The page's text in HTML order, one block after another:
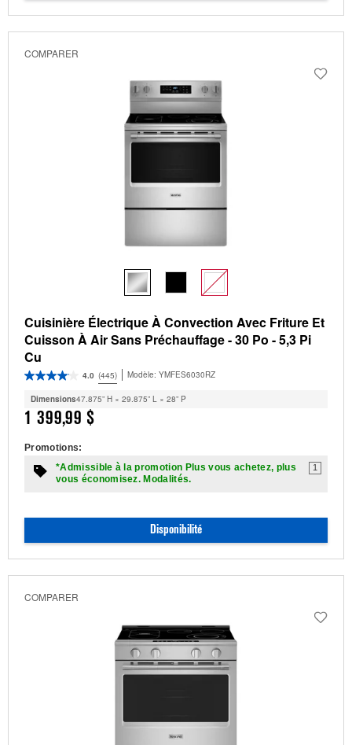
COMPARER
Cuisinière Électrique À Convection Avec Friture Et
Cuisson À Air Sans Préchauffage - 30 Po - 5,3 Pi
Cu
4.0 (445) Modèle: YMFES6030RZ
Dimensions47.875” H × 29.875” L × 28” P
1 399,99 $
Promotions:
*Admissible à la promotion Plus vous achetez, plus
vous économisez. Modalités.
1
Disponibilité
COMPARER